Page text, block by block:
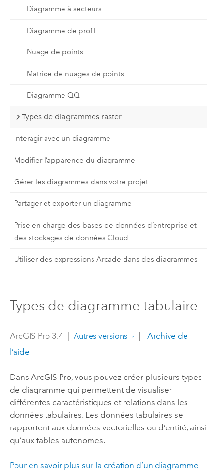
Diagramme à secteurs
Diagramme de profil
Nuage de points
Matrice de nuages de points
Diagramme QQ
Types de diagrammes raster
Interagir avec un diagramme
Modifier l’apparence du diagramme
Gérer les diagrammes dans votre projet
Partager et exporter un diagramme
Prise en charge des bases de données d’entreprise et
des stockages de données Cloud
Utiliser des expressions Arcade dans des diagrammes
Types de diagramme tabulaire
ArcGIS Pro 3.4 Autres versions
Archive de
l’aide
Dans ArcGIS Pro, vous pouvez créer plusieurs types
de diagramme qui permettent de visualiser
différentes caractéristiques et relations dans les
données tabulaires. Les données tabulaires se
rapportent aux données vectorielles ou d’entité, ainsi
qu’aux tables autonomes.
Pour en savoir plus sur la création d’un diagramme